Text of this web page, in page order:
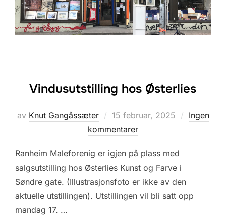
Vindusutstilling hos Østerlies
av Knut Gangåssæter
Posted
on
15 februar, 2025
Ingen
kommentarer
Ranheim Maleforenig er igjen på plass med
salgsutstilling hos Østerlies Kunst og Farve i
Søndre gate. (Illustrasjonsfoto er ikke av den
aktuelle utstillingen). Utstillingen vil bli satt opp
mandag 17. …